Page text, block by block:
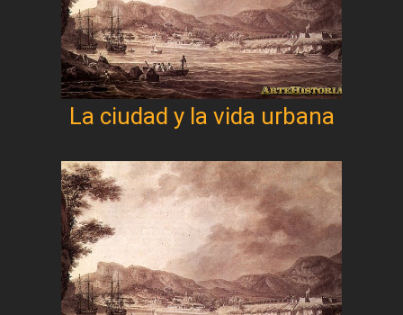
La ciudad y la vida urbana